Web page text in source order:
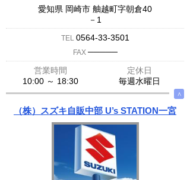
愛知県 岡崎市 舳越町字朝倉40
－1
TEL 0564-33-3501
FAX ─────
営業時間
定休日
10:00 ～ 18:30
毎週水曜日
∧
（株）スズキ自販中部 U’s STATION一宮